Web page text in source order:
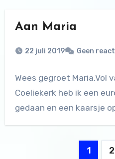
Aan Maria
22 juli 2019 Geen
Wees gegroet Maria,Vol
Coeliekerk heb ik een
gedaan en een kaarsje
1 2